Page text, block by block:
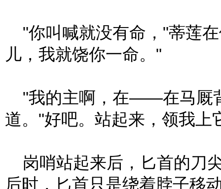
"你叫喊就没有命，"蒂莲
儿，我就饶你一命。"
"我的主啊，在——在马厩
道。"好吧。站起来，领我上
岗哨站起来后，匕首的刀
后时，匕首只是绕着脖子移